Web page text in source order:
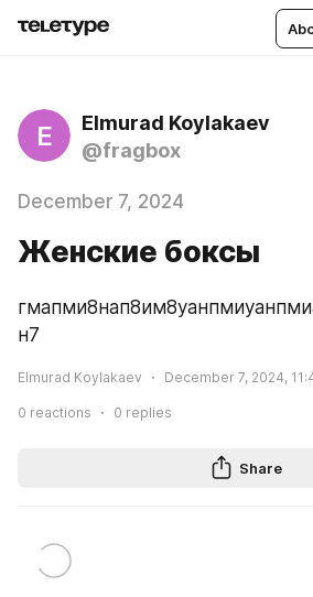
E
Elmurad Koylakaev
@fragbox
December 7, 2024
Женские боксы
н7
Elmurad Koylakaev December 7, 2024,
0 reactions 0 replies
Share